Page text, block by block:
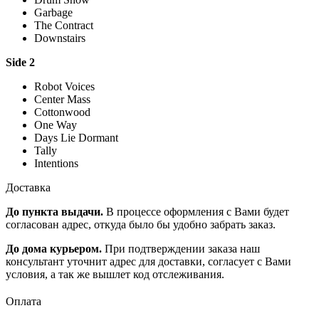
Garbage
The Contract
Downstairs
Side 2
Robot Voices
Center Mass
Cottonwood
One Way
Days Lie Dormant
Tally
Intentions
Доставка
До пункта выдачи. В процессе оформления с Вами будет
согласован адрес, откуда было бы удобно забрать заказ.
До дома курьером. При подтверждении заказа наш
консультант уточнит адрес для доставки, согласует с Вами
условия, а так же вышлет код отслеживания.
Оплата